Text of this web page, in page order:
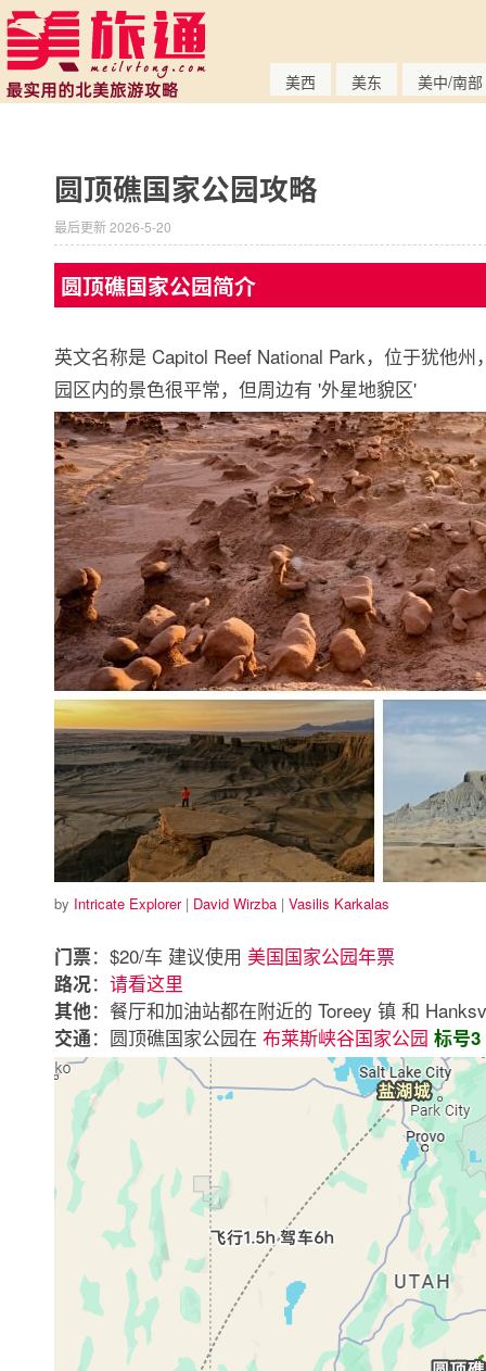
美西 美东 美中/南部
圆顶礁国家公园攻略
最后更新 2026-5-20
圆顶礁国家公园简介
英文名称是 Capitol Reef National Park，位于犹他州
园区内的景色很平常，但周边有 '外星地貌区'
by Intricate Explorer| David Wirzba | Vasilis Karkalas
门票：$20/车 建议使用 美国国家公园年票
路况： 请看这里
其他：餐厅和加油站都在附近的 Toreey 镇 和
交通：圆顶礁国家公园在 布莱斯峡谷国家公园 标号3